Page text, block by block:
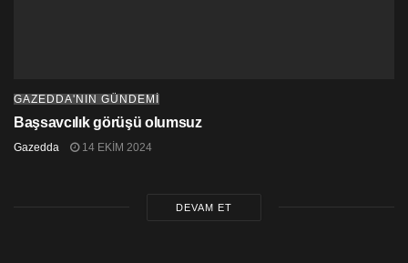
GAZEDDA'NIN GÜNDEMİ
Başsavcılık görüşü olumsuz
Gazedda 14 EKIM 2024
DEVAM ET